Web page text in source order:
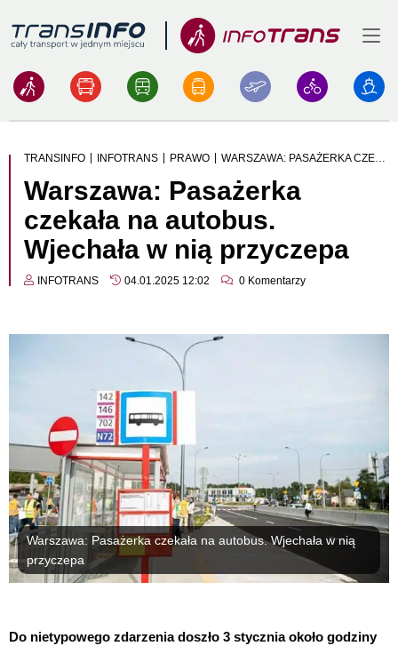
Logo Menu
TRANSINFO INFOTRANS PRAWO WARSZAWA: PASAŻERKA CZEKAŁA NA AUTOBUS. WJECHAŁA W NIĄ PRZYCZEPA
Warszawa: Pasażerka
czekała na autobus.
Wjechała w nią przyczepa
INFOTRANS 04.01.2025 12:02 0 Komentarzy
Warszawa: Pasażerka czekała na autobus. Wjechała w nią
przyczepa
Do nietypowego zdarzenia doszło 3 stycznia około godziny